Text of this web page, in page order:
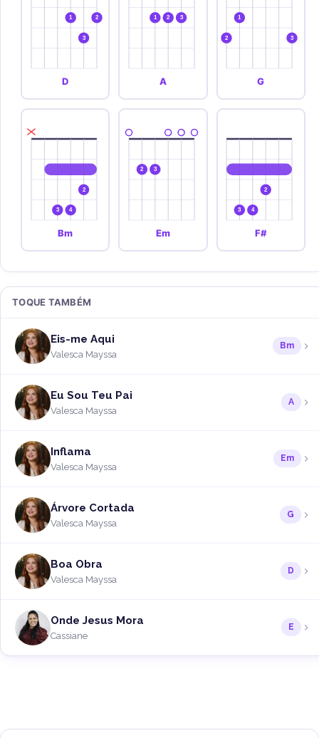
1
3
2
D
1 2 3
A
2
1
3
G
3 4
2
Bm
2 3
Em
3 4
2
F#
TOQUE TAMBÉM
Eis-me Aqui
Valesca Mayssa
Bm
Eu Sou Teu Pai
Valesca Mayssa
A
Inflama
Valesca Mayssa
Em
Árvore Cortada
Valesca Mayssa
G
Boa Obra
Valesca Mayssa
D
Onde Jesus Mora
Cassiane
E